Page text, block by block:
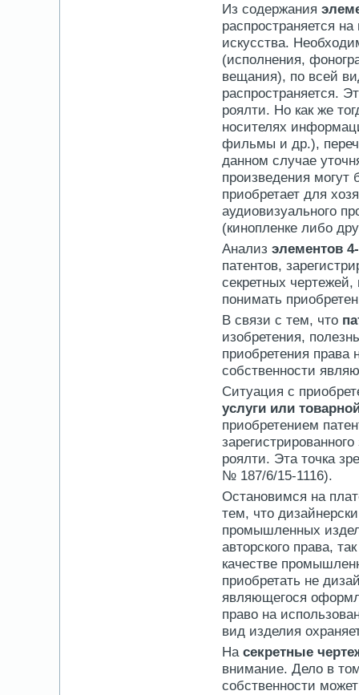
Из содержания
распространяется
искусства.
(исполнения,
вещания), по всей
распространяется.
роялти. Но как же
носителях
фильмы и др.),
данном случае
произведения
приобретает для
аудиовизуального
(кинопленке либо
Анализ элементов
патентов,
секретных
понимать
В связи с тем, что
изобретения,
приобретения права
собственности
Ситуация с
услуги или
приобретением
роялти. Эта точка
№ 187/6/15-1116).
Остановимся на
тем, что
промышленных
авторского права,
качестве
приобретать не
являющегося
право на
вид изделия
На секретные
внимание. Дело в
собственности